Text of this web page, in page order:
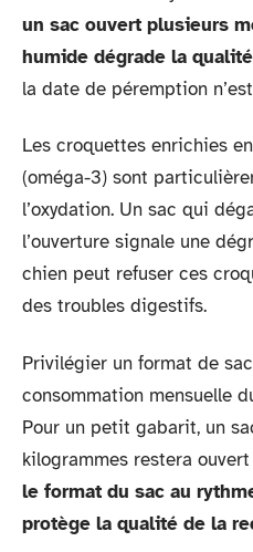
un sac ouvert plusieurs
humide dégrade la
la date de péremption
Les croquettes enrichies
(oméga-3) sont
l’oxydation. Un sac qui
l’ouverture signale une
chien peut refuser ces
des troubles digestifs.
Privilégier un format de
consommation mensuelle
Pour un petit gabarit, un
kilogrammes restera
le format du sac au
protège la qualité de la